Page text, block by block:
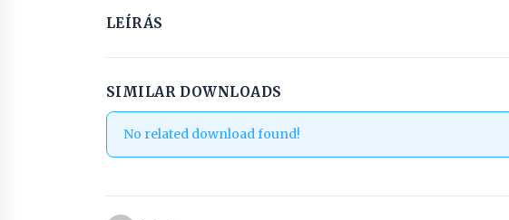
LEÍRÁS
SIMILAR DOWNLOADS
No related download found!